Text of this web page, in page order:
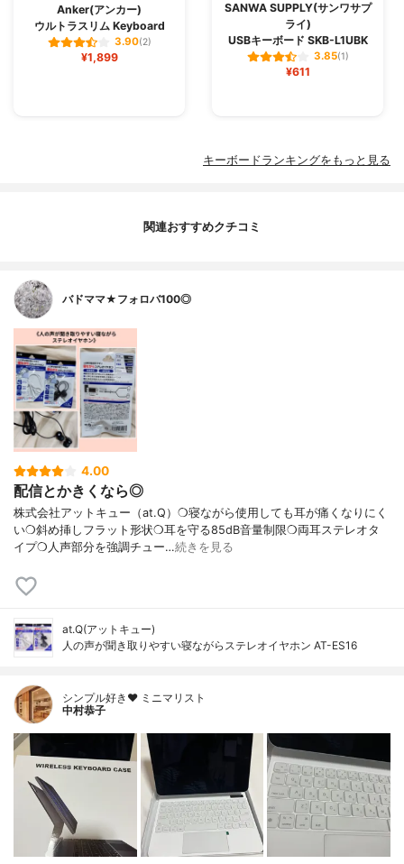
Anker(アンカー)
ウルトラスリム Keyboard
3.90(2)
¥1,899
SANWA SUPPLY(サンワサプ
ライ)
USBキーボード SKB-L1UBK
3.85(1)
¥611
キーボードランキングをもっと見る
関連おすすめクチコミ
バドママ★フォロバ100◎
4.00
配信とかきくなら◎
株式会社アットキュー（at.Q）❍寝ながら使用しても耳が痛くなりにく
い❍斜め挿しフラット形状❍耳を守る85dB音量制限❍両耳ステレオタ
イプ❍人声部分を強調チュー…続きを見る
at.Q(アットキュー)
人の声が聞き取りやすい寝ながらステレオイヤホン AT-ES16
シンプル好き❤︎ ミニマリスト
中村恭子